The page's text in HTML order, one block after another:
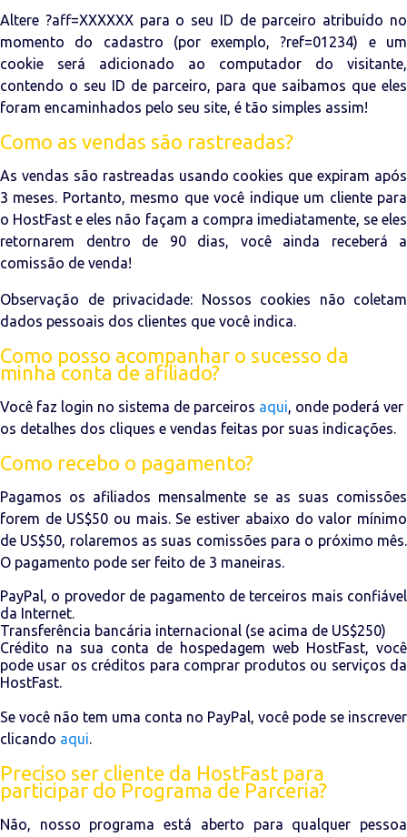
Altere ?aff=XXXXXX para o seu ID de parceiro atribuído no
momento do cadastro (por exemplo, ?ref=01234) e um
cookie será adicionado ao computador do visitante,
contendo o seu ID de parceiro, para que saibamos que eles
foram encaminhados pelo seu site, é tão simples assim!
Como as vendas são rastreadas?
As vendas são rastreadas usando cookies que expiram após
3 meses. Portanto, mesmo que você indique um cliente para
o HostFast e eles não façam a compra imediatamente, se eles
retornarem dentro de 90 dias, você ainda receberá a
comissão de venda!
Observação de privacidade: Nossos cookies não coletam
dados pessoais dos clientes que você indica.
Como posso acompanhar o sucesso da
minha conta de afiliado?
Você faz login no sistema de parceiros aqui, onde poderá ver
os detalhes dos cliques e vendas feitas por suas indicações.
Como recebo o pagamento?
Pagamos os afiliados mensalmente se as suas comissões
forem de US$50 ou mais. Se estiver abaixo do valor mínimo
de US$50, rolaremos as suas comissões para o próximo mês.
O pagamento pode ser feito de 3 maneiras.
PayPal, o provedor de pagamento de terceiros mais confiável
da Internet.
Transferência bancária internacional (se acima de US$250)
Crédito na sua conta de hospedagem web HostFast, você
pode usar os créditos para comprar produtos ou serviços da
HostFast.
Se você não tem uma conta no PayPal, você pode se inscrever
clicando aqui.
Preciso ser cliente da HostFast para
participar do Programa de Parceria?
Não, nosso programa está aberto para qualquer pessoa